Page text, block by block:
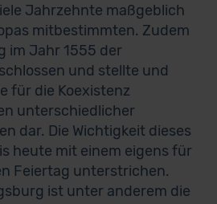
Jahrzehnte maßgeblich
mitbestimmten. Zudem
im Jahr 1555 der
und stellte und
für die Koexistenz
unterschiedlicher
dar. Die Wichtigkeit dieses
heute mit einem eigens für
Feiertag unterstrichen.
ist unter anderem die